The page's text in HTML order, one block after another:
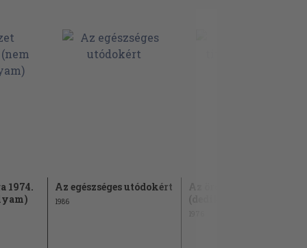
1974.
Az egészséges utódokért
1986
Az öröklődés titkai
(dedikált példány)